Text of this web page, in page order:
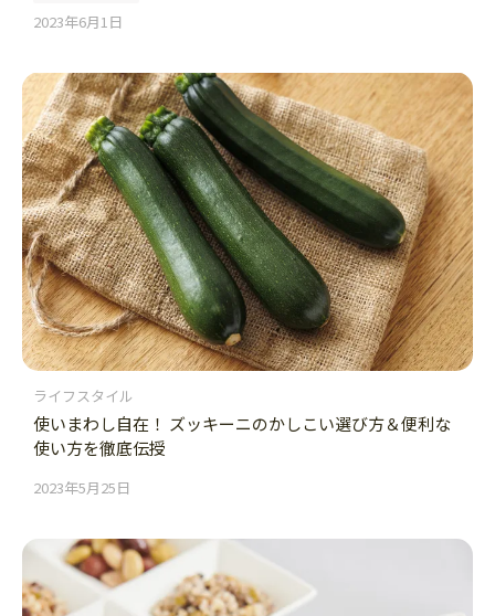
2023年6月1日
ライフスタイル
使いまわし自在！ ズッキーニのかしこい選び方＆便利な
使い方を徹底伝授
2023年5月25日